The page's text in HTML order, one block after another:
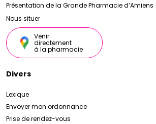
Présentation de la Grande Pharmacie d’Amiens
Nous situer
Venir
directement
à la pharmacie
Divers
Lexique
Envoyer mon ordonnance
Prise de rendez-vous